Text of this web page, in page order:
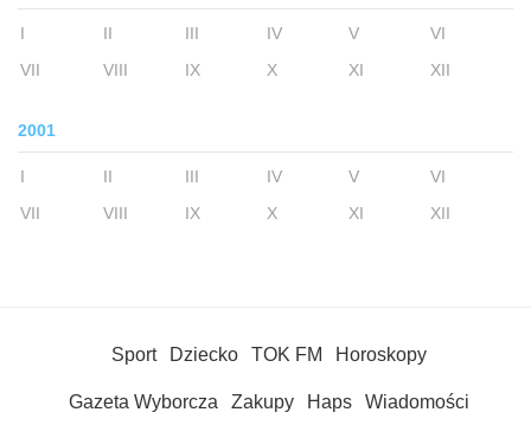
I II III IV V
VI
VII
VIII IX X XI XII
2001
I II III IV V
VI
VII
VIII IX X XI XII
Sport Dziecko TOK FM Horoskopy
Gazeta Wyborcza Zakupy Haps Wiadomości